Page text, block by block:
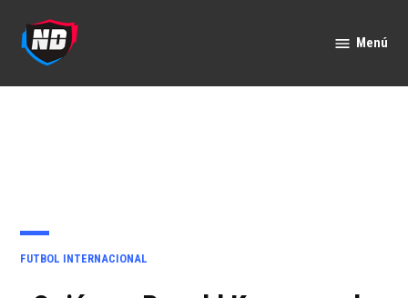
contenido
Menú
PUBLICADO
FUTBOL INTERNACIONAL